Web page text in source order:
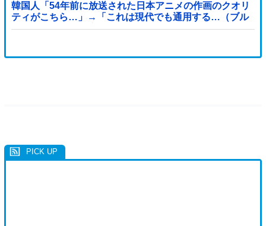
韓国人「54年前に放送された日本アニメの作画のクオリ
ティがこちら…」→「これは現代でも通用する…（ブル
ブル」＝韓国の反応